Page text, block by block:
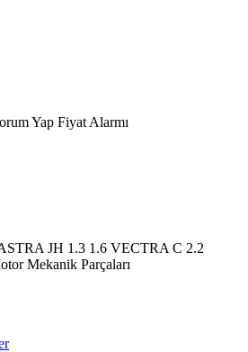
Yap Fiyat Alarmı
JH 1.3 1.6 VECTRA C 2.2
Mekanik Parçaları